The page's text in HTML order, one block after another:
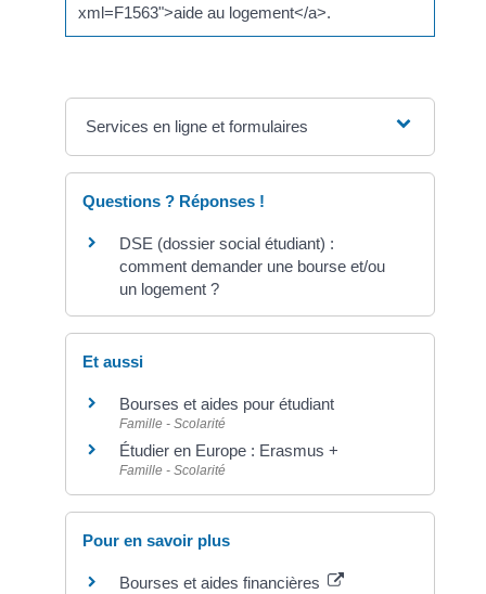
xml=F1563">aide au logement</a>.
Services en ligne et formulaires
Questions ? Réponses !
DSE (dossier social étudiant) :
comment demander une bourse et/ou
un logement ?
Et aussi
Bourses et aides pour étudiant
Famille - Scolarité
Étudier en Europe : Erasmus +
Famille - Scolarité
Pour en savoir plus
Bourses et aides financières